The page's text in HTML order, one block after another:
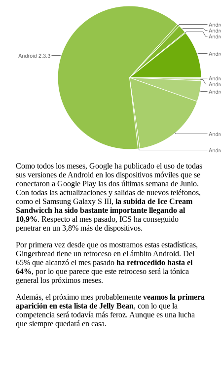
Como todos los meses, Google ha publicado el uso de todas
sus versiones de Android en los dispositivos móviles que se
conectaron a Google Play las dos últimas semana de Junio.
Con todas las actualizaciones y salidas de nuevos teléfonos,
como el Samsung Galaxy S III, la subida de Ice Cream
Sandwicch ha sido bastante importante llegando al
10,9%. Respecto al mes pasado, ICS ha conseguido
penetrar en un 3,8% más de dispositivos.
Por primera vez desde que os mostramos estas estadísticas,
Gingerbread tiene un retroceso en el ámbito Android. Del
65% que alcanzó el mes pasado ha retrocedido hasta el
64%, por lo que parece que este retroceso será la tónica
general los próximos meses.
Además, el próximo mes probablemente veamos la primera
aparición en esta lista de Jelly Bean, con lo que la
competencia será todavía más feroz. Aunque es una lucha
que siempre quedará en casa.